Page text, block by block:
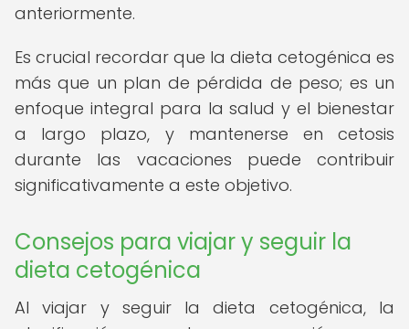
anteriormente.
Es crucial recordar que la dieta cetogénica es
más que un plan de pérdida de peso; es un
enfoque integral para la salud y el bienestar
a largo plazo, y mantenerse en cetosis
durante las vacaciones puede contribuir
significativamente a este objetivo.
Consejos para viajar y seguir la
dieta cetogénica
Al viajar y seguir la dieta cetogénica, la